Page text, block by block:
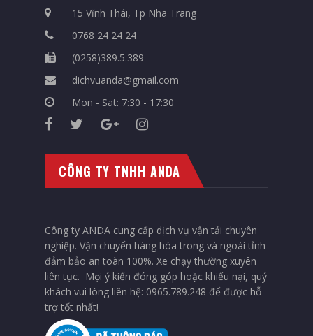
15 Vĩnh Thái, Tp Nha Trang
0768 24 24 24
(0258)389.5.389
dichvuanda@gmail.com
Mon - Sat: 7:30 - 17:30
CÔNG TY TNHH ANDA
Công ty ANDA cung cấp dịch vụ vận tải chuyên
nghiệp. Vận chuyển hàng hóa trong và ngoài tỉnh
đảm bảo an toàn 100%. Xe chạy thường xuyên
liên tục. Mọi ý kiến đóng góp hoặc khiếu nại, quý
khách vui lòng liên hệ: 0965.789.248 để được hỗ
trợ tốt nhất!